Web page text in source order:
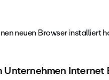
neuen Browser installiert
Unternehmen